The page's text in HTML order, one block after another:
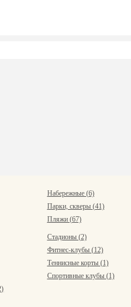
Набережные (6)
Парки, скверы (41)
Пляжи (67)
Стадионы (2)
Фитнес-клубы (12)
Теннисные корты (1)
Спортивные клубы (1)